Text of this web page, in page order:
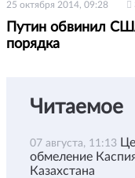
25 октября 2014, 09:28
Путин обвинил
порядка
Читаемое
07 августа, 11:13
обмеление
Казахстана